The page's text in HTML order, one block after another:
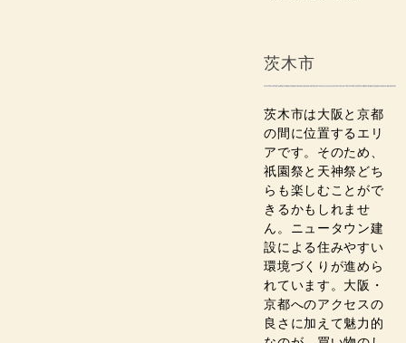
茨木市
茨木市は大阪と京都
の間に位置するエリ
アです。そのため、
祇園祭と天神祭どち
らも楽しむことがで
きるかもしれませ
ん。ニュータウン建
設による住みやすい
環境づくりが進めら
れています。大阪・
京都へのアクセスの
良さに加えて魅力的